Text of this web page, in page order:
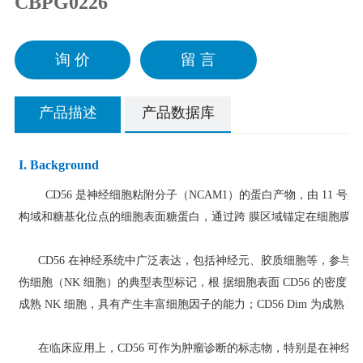
询 价 留 言
产品描述 产品数据库
I. Background
CD56 是神经细胞粘附分子（NCAM1）的蛋白产物，由 11 号
构域和糖基化位点的细胞表面糖蛋白，通过跨 膜区域锚定在细胞膜
CD56 在神经系统中广泛表达，包括神经元、胶质细胞等，参与
伤细胞（NK 细胞）的典型表型标记，根 据细胞表面 CD56 的密度
成熟 NK 细胞，具有产生丰富细胞因子的能力；CD56 Dim 为成熟
在临床应用上，CD56 可作为肿瘤诊断的标志物，特别是在神经